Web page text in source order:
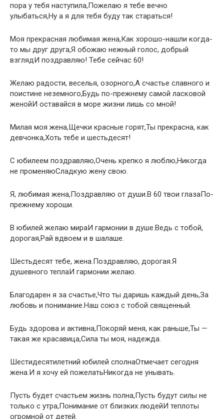
пора у тебя наступила,Пожелаю я тебе вечно
улыбаться,Ну а я для тебя буду так стараться!
Моя прекрасная любимая жена,Как хорошо-нашли когда-
то мы друг друга,Я обожаю нежный голос, добрый
взглядИ поздравляю! Тебе сейчас 60!
Желаю радости, веселья, озорного,А счастье славного и
поистине неземного,Будь по-прежнему самой ласковой
женойИ оставайся в море жизни лишь со мной!
Милая моя жена,Щечки красные горят,Ты прекрасна, как
девчонка,Хоть тебе и шестьдесят!
С юбилеем поздравляю,Очень крепко я люблю,Никогда
не променяюСладкую жену свою.
Я, любимая жена,Поздравляю от души.В 60 твои глазаПо-
прежнему хороши.
В юбилей желаю мираИ гармонии в душе.Ведь с тобой,
дорогая,Рай вдвоем и в шалаше.
Шестьдесят тебе, жена.Поздравляю, дорогая.Я
душевного теплаИ гармонии желаю.
Благодарен я за счастье,Что ты даришь каждый день,За
любовь и понимание.Наш союз с тобой священный.
Будь здорова и активна,Покоряй меня, как раньше,Ты —
такая же красавица,Сила ты моя, надежда.
Шестидесятилетний юбилей сполнаОтмечает сегодня
жена.И я хочу ей пожелатьНикогда не унывать.
Пусть будет счастьем жизнь полна,Пусть будут силы не
только с утра,Понимание от близких людейИ теплоты
огромной от детей.